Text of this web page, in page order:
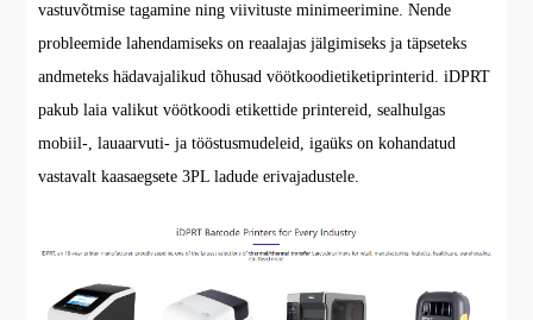
vastuvõtmise tagamine ning viivituste minimeerimine. Nende
probleemide lahendamiseks on reaalajas jälgimiseks ja täpseteks
andmeteks hädavajalikud tõhusad vöötkoodietiketiprinterid. iDPRT
pakub laia valikut vöötkoodi etikettide printereid, sealhulgas
mobiil-, lauaarvuti- ja tööstusmudeleid, igaüks on kohandatud
vastavalt kaasaegsete 3PL ladude erivajadustele.